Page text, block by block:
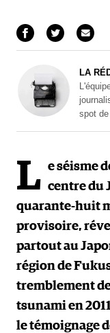
LA
spot
L e séisme
centre du
quarante-huit
provisoire,
partout au
région de
tremblement
tsunami en
le témoignage